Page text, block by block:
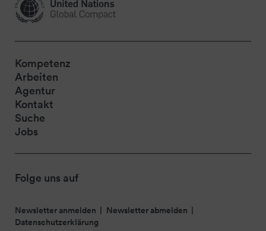
Kompetenz
Arbeiten
Agentur
Kontakt
Suche
Jobs
Folge uns auf
Newsletter anmelden
Newsletter abmelden
Datenschutzerklärung